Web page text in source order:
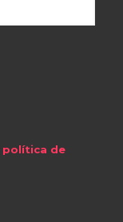
política de